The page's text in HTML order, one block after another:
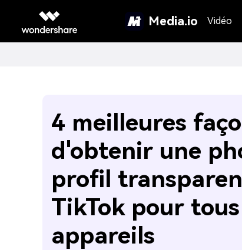
Media.io Vidéo
4 meilleures
d'obtenir une
profil
TikTok pour
appareils